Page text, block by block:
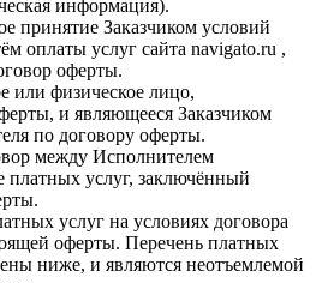
информация).
принятие Заказчиком условий
оплаты услуг сайта navigato.ru ,
оферты.
или физическое лицо,
и являющееся Заказчиком
по договору оферты.
между Исполнителем
платных услуг, заключённый
услуг на условиях договора
оферты. Перечень платных
ниже, и являются неотъемлемой